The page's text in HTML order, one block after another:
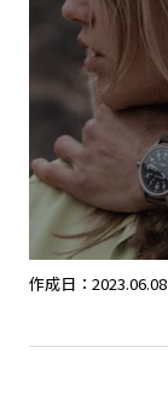
作成日：2023.06.08